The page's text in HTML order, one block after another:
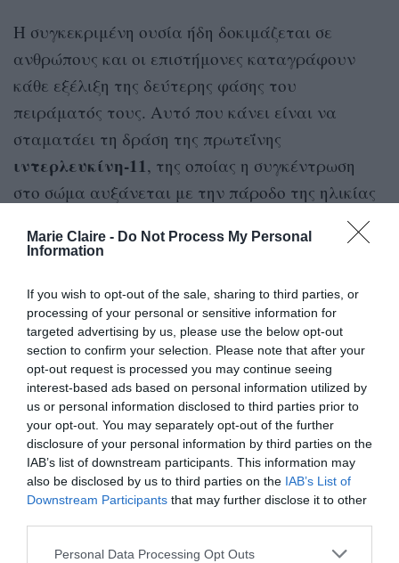
Marie Claire - Do Not Process My Personal
Information
If you wish to opt-out of the sale, sharing to third parties, or
processing of your personal or sensitive information for
targeted advertising by us, please use the below opt-out
section to confirm your selection. Please note that after your
opt-out request is processed you may continue seeing
interest-based ads based on personal information utilized by
us or personal information disclosed to third parties prior to
your opt-out. You may separately opt-out of the further
disclosure of your personal information by third parties on the
IAB’s list of downstream participants. This information may
also be disclosed by us to third parties on the IAB’s List of
Downstream Participants that may further disclose it to other
Personal Data Processing Opt Outs
Η συγκεκριμένη ουσία ήδη δοκιμάζεται σε
ανθρώπους και οι επιστήμονες καταγράφουν
κάθε εξέλιξη της δεύτερης φάσης του
πειράματός τους. Αυτό που κάνει είναι να
σταματάει τη δράση της πρωτεΐνης
ιντερλευκίνη-11, της οποίας η συγκέντρωση
στο σώμα αυξάνεται με την πάροδο της ηλικίας
και ευθύνεται για την εμφάνιση φλεγμονών. Ο
έλεγχος της δράσης αυτής της ουσίας
ανθρώπινους βιολογικούς δείκτες που
σχετίζονται άμεσα με τη γήρανση του σώματος.
Ο καθηγητής Stuart Cook, που συμμετέχει στην
έρευνα, μίλησε σχετικά με τα αποτελέσματά της
στο BBC:
«Προσπαθώ να μην ενθουσιάζομαι πάρα πολύ,
επειδή σκέφτομαι ‘μήπως είναι πολύ καλό για
να είναι αληθινό;’. Αλλά μένω στα δεδομένα, τα
οποία λένε πολλά πράγματα».